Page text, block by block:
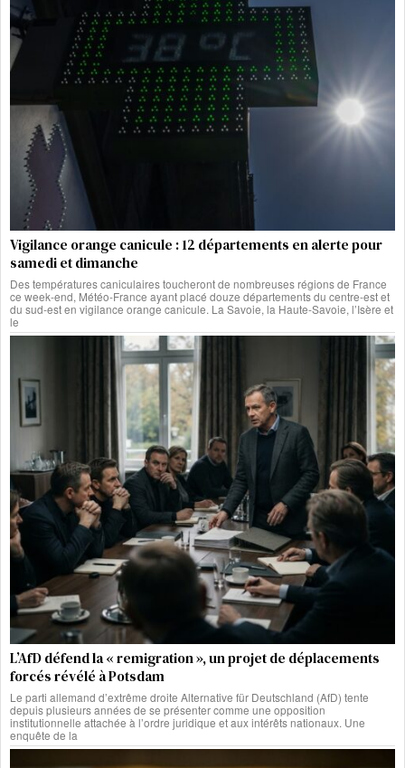
Vigilance orange canicule : 12 départements en alerte pour
samedi et dimanche
Des températures caniculaires toucheront de nombreuses régions de France
ce week-end, Météo-France ayant placé douze départements du centre-est et
du sud-est en vigilance orange canicule. La Savoie, la Haute-Savoie, l’Isère et
le
L’AfD défend la « remigration », un projet de déplacements
forcés révélé à Potsdam
Le parti allemand d’extrême droite Alternative für Deutschland (AfD) tente
depuis plusieurs années de se présenter comme une opposition
institutionnelle attachée à l’ordre juridique et aux intérêts nationaux. Une
enquête de la